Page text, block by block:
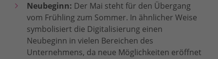
Neubeginn: Der Mai steht für den Übergang
vom Frühling zum Sommer. In ähnlicher Weise
symbolisiert die Digitalisierung einen
Neubeginn in vielen Bereichen des
Unternehmens, da neue Möglichkeiten eröffnet